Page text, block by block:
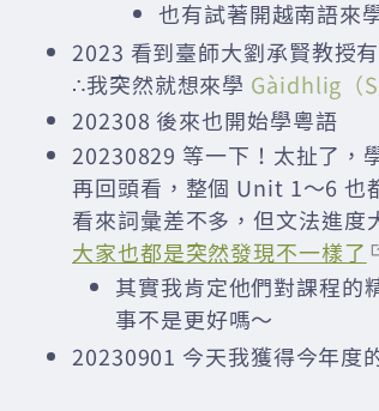
也有試著開越南語來
2023 看到臺師大劉承賢教授
∴我突然就想來學 Gàidhlig（
202308 後來也開始學粵語
20230829 等一下！太扯了，
再回頭看，整個 Unit 1～6 也
看來詞彙差不多，但文法進
大家也都是突然發現不一樣了
其實我肯定他們對課程的
事不是更好嗎～
20230901 今天我獲得今年度